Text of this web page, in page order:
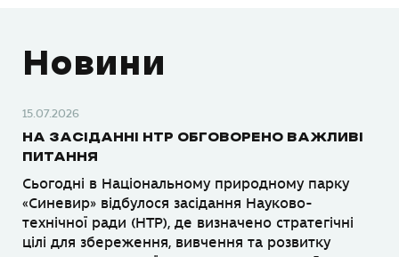
Новини
15.07.2026
НА ЗАСІДАННІ НТР ОБГОВОРЕНО ВАЖЛИВІ
ПИТАННЯ
Сьогодні в Національному природному парку
«Синевир» відбулося засідання Науково-
технічної ради (НТР), де визначено стратегічні
цілі для збереження, вивчення та розвитку